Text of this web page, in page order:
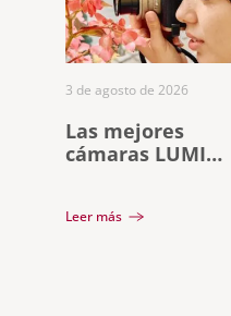
Las mejores
cámaras LUMIX
este verano
Leer más
3 de agosto de 2026